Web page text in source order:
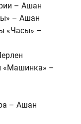
– Ашан
– Ашан
«Часы» –
«Машинка» –
– Ашан